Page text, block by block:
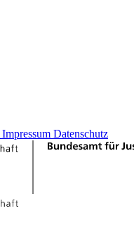
Impressum Datenschutz